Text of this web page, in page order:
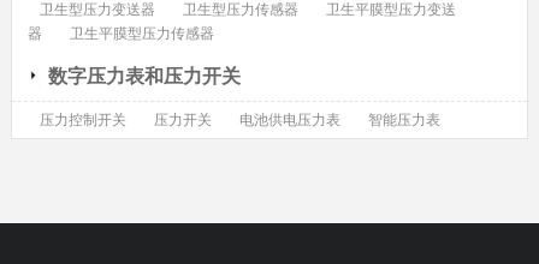
卫生型压力变送器
卫生型压力传感器
卫生平膜型压力变送
器
卫生平膜型压力传感器
数字压力表和压力开关
压力控制开关 压力开关 电池供电压力表 智能压力表